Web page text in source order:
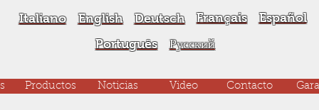
Deutsch
English
Italiano
Русский
Português
Productos Noticias Video Contacto
Français Español